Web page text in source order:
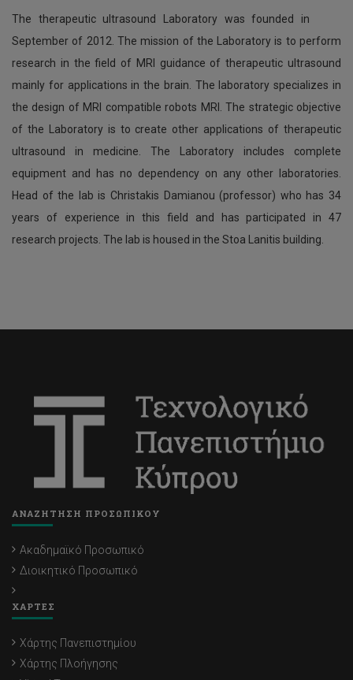
The therapeutic ultrasound Laboratory was founded in
September of 2012. The mission of the Laboratory is to perform
research in the field of MRI guidance of therapeutic ultrasound
mainly for applications in the brain. The laboratory specializes in
the design of MRI compatible robots MRI. The strategic objective
of the Laboratory is to create other applications of therapeutic
ultrasound in medicine. The Laboratory includes complete
equipment and has no dependency on any other laboratories.
Head of the lab is Christakis Damianou (professor) who has 34
years of experience in this field and has participated in 47
research projects. The lab is housed in the Stoa Lanitis building.
ΑΝΑΖΗΤΗΣΗ ΠΡΟΣΩΠΙΚΟΥ
Ακαδημαϊκό Προσωπικό
Διοικητικό Προσωπικό
ΧΑΡΤΕΣ
Χάρτης Πανεπιστημίου
Χάρτης Πλοήγησης